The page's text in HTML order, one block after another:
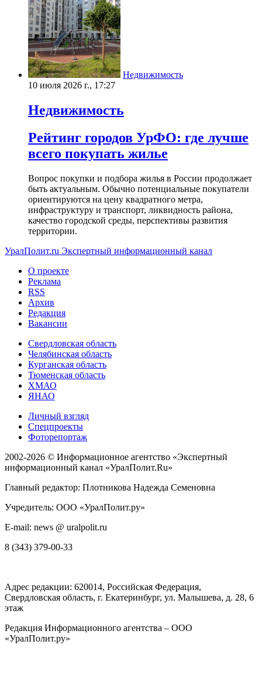
Недвижимость
10 июля 2026 г., 17:27
Недвижимость
Рейтинг городов УрФО: где лучше
всего покупать жилье
Вопрос покупки и подбора жилья в России продолжает
быть актуальным. Обычно потенциальные покупатели
ориентируются на цену квадратного метра,
инфраструктуру и транспорт, ликвидность района,
качество городской среды, перспективы развития
территории.
УралПолит.ru Экспертный информационный канал
О проекте
Реклама
RSS
Архив
Редакция
Вакансии
Свердловская область
Челябинская область
Курганская область
Тюменская область
ХМАО
ЯНАО
Личный взгляд
Спецпроекты
Фоторепортаж
2002-2026 © Информационное агентство «Экспертный
информационный канал «УралПолит.Ru»
Главный редактор: Плотникова Надежда Семеновна
Учредитель: ООО «УралПолит.ру»
E-mail: news @ uralpolit.ru
8 (343) 379-00-33
Адрес редакции: 620014, Российская Федерация,
Свердловская область, г. Екатеринбург, ул. Малышева, д. 28, 6
этаж
Редакция Информационного агентства – ООО
«УралПолит.ру»